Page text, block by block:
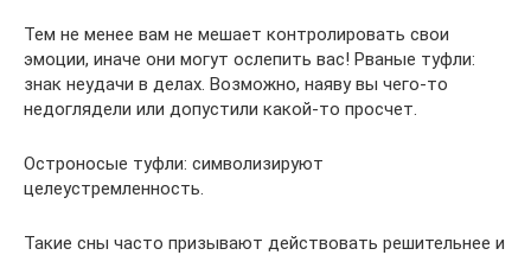
Тем не менее вам не мешает контролировать свои
эмоции, иначе они могут ослепить вас! Рваные туфли:
знак неудачи в делах. Возможно, наяву вы чего-то
недоглядели или допустили какой-то просчет.
Остроносые туфли: символизируют
целеустремленность.
Такие сны часто призывают действовать решительнее и